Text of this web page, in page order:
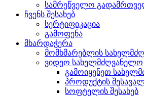
სამრეწველო
ჩვენს შესახებ
სერტიფიკაცია
გამოფენა
მხარდაჭერა
მომხმარებლის
ვიდეო სახელმძღვანელო
გამოიყენეთ
პროდუქტის
სოფტელის შესახებ